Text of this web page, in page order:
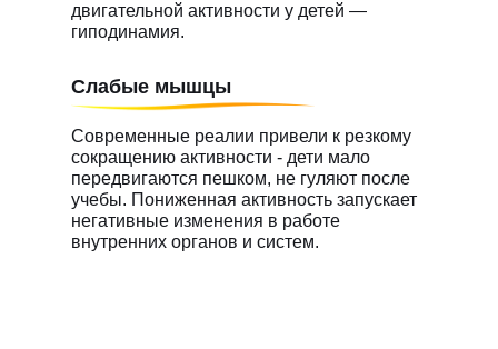
Современные реалии привели к резкому
сокращению активности - дети мало
передвигаются пешком, не гуляют после
учебы. Пониженная активность запускает
негативные изменения в работе
внутренних органов и систем.
двигательной активности у детей —
гиподинамия.
Слабые мышцы